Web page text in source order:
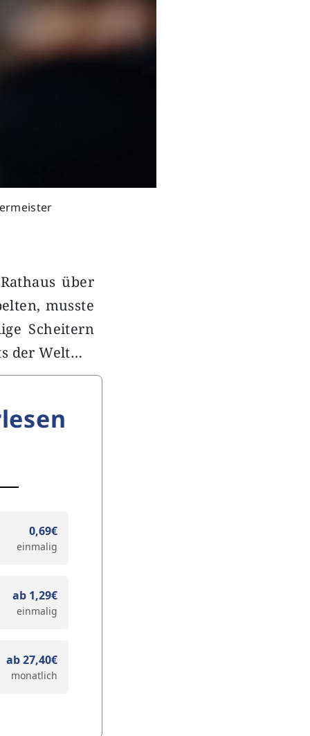
über
musste
Scheitern
der Welt…
0,69€
einmalig
ab 1,29€
einmalig
ab 27,40€
monatlich